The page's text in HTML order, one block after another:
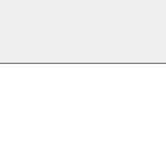
Buscar